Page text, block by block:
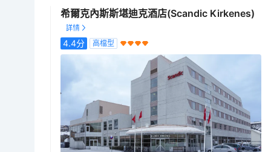
希爾克內斯斯堪迪克酒店(Scandic Kirkenes)
4.4分 高檔型